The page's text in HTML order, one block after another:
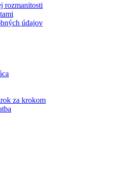
rozmanitosti
údajov
za krokom